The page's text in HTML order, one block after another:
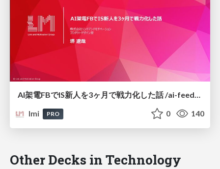
AI架電FBでIS新人を3ヶ月で戦力化した話 /ai-feedback-3month-rampup_link-and-motivation
lmi
PRO 0 140
Other Decks in Technology